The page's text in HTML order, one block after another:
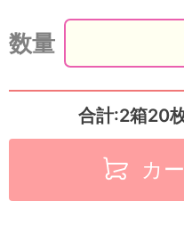
数量
合計:2箱20
カ